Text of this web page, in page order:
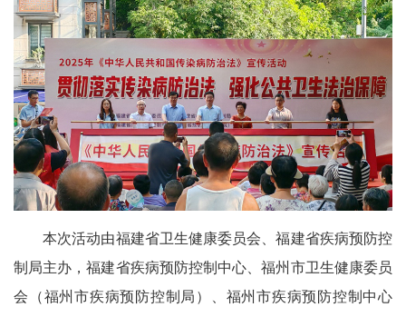
本次活动由福建省卫生健康委员会、福建省疾病预防控
制局主办，福建省疾病预防控制中心、福州市卫生健康委员
会（福州市疾病预防控制局）、福州市疾病预防控制中心